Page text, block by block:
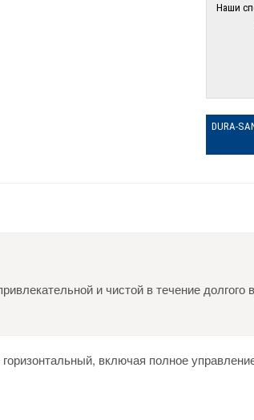
Наши
DURA-
и чистой в течение долгого
включая полное